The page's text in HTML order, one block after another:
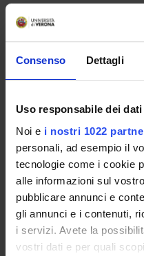
Consenso Dettagli
Uso responsabile dei dati
Noi e i nostri 1022
personali, ad esempio il
tecnologie come i cookie
alle informazioni sul
pubblicare annunci e
gli annunci e i contenuti,
i servizi. Avete la
vostri dati e per quali
Non è stato trovato alcun
all'insegnamento
CORSI DI STUDIO
DOTTORATI, MASTER E
Contatti
Persone
Luoghi
Calendario